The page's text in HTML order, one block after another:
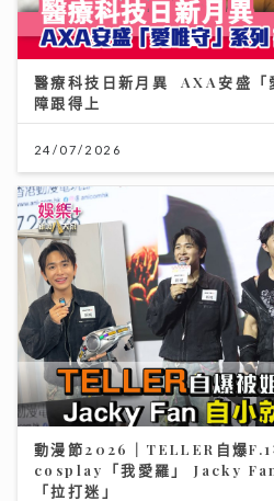
醫療科技日新月異 AXA安盛「
障跟得上
24/07/2026
動漫節2026｜TELLER自爆F.1
cosplay「我愛羅」 Jacky
「拉打迷」
美心集團70周年 逾30品牌7至
09/07/2026
民生無小事｜急症室加價半年求
病夾擊 醫院接收大量感染個案